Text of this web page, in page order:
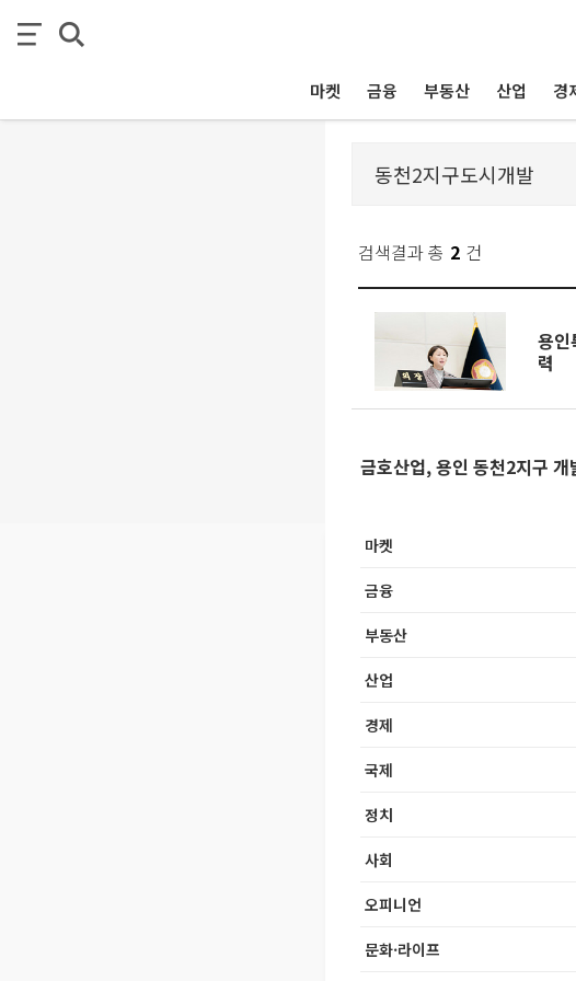
마켓 금융 부동산 산업 경
검색결과 총 2 건
용인
력
금호산업, 용인 동천2지구
마켓
금융
부동산
산업
경제
국제
정치
사회
오피니언
문화·라이프